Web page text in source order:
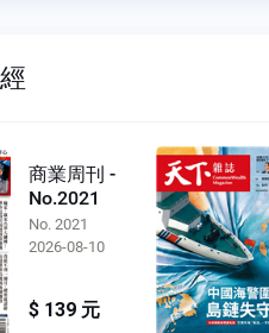
商業周刊 -
No.2021
No. 2021
2026-08-10
$ 139 元